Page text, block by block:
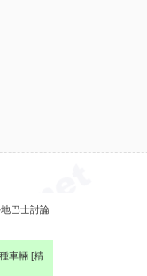
巴士討論
車輛 [精